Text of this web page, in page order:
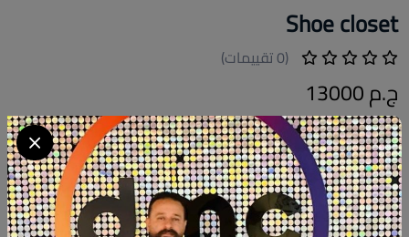
Shoe closet
(0 تقييمات)
ج.م 13000
Available within 6weeks . Beechwood Size:87cm . Hight:meter
كود المنتج:GNA.FH3
التوافر:متاح 1
تصنيف:جزامات